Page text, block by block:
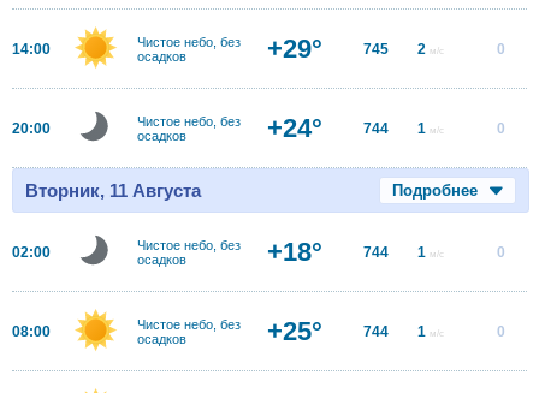
14:00
Чистое небо, без
осадков
+29° 745 2 м/с 0
20:00
Чистое небо, без
осадков
+24° 744 1 м/с 0
Вторник, 11 Августа Подробнее
02:00
Чистое небо, без
осадков
+18° 744 1 м/с 0
08:00
Чистое небо, без
осадков
+25° 744 1 м/с 0